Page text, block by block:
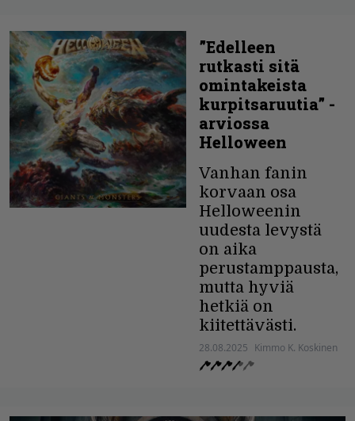
”Edelleen
rutkasti sitä
omintakeista
kurpitsaruutia” -
arviossa
Helloween
Vanhan fanin
korvaan osa
Helloweenin
uudesta levystä
on aika
perustamppausta,
mutta hyviä
hetkiä on
kiitettävästi.
28.08.2025 Kimmo K. Koskinen